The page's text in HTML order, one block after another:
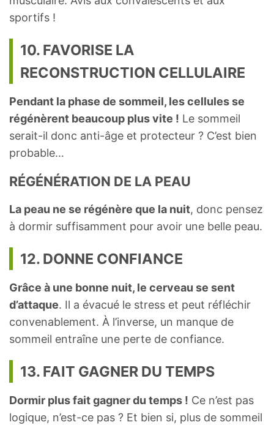
sportifs !
10. FAVORISE LA
RECONSTRUCTION CELLULAIRE
Pendant la phase de sommeil, les cellules se
régénèrent beaucoup plus vite ! Le sommeil
serait-il donc anti-âge et protecteur ? C’est bien
probable…
RÉGÉNÉRATION DE LA PEAU
La peau ne se régénère que la nuit, donc pensez
à dormir suffisamment pour avoir une belle peau.
12. DONNE CONFIANCE
Grâce à une bonne nuit, le cerveau se sent
d’attaque. Il a évacué le stress et peut réfléchir
convenablement. À l’inverse, un manque de
sommeil entraîne une perte de confiance.
13. FAIT GAGNER DU TEMPS
Dormir plus fait gagner du temps ! Ce n’est pas
logique, n’est-ce pas ? Et bien si, plus de sommeil